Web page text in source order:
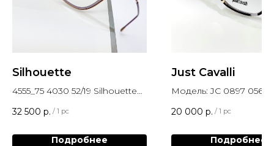
Silhouette
4555_75 4030 52/19 Silhouette
32 500 р. / 1 pc
Подробнее
Just Cavalli
Модель: JC 0897 056
20 000 р. / 1 pc
Подробнее